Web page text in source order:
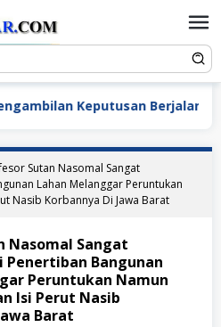
Keputusan Berjalan Lancar
Sutan Nasomal Sangat
Lahan Melanggar Peruntukan
Nasib Korbannya Di Jawa Barat
Nasomal Sangat
Penertiban Bangunan
Peruntukan Namun
Isi Perut Nasib
Barat